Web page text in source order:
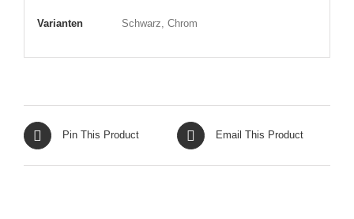
Varianten Schwarz, Chrom
Pin This Product Email This Product